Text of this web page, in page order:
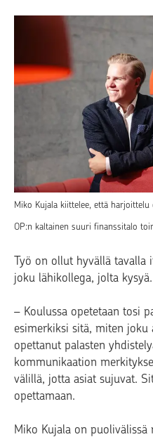
Miko Kujala kiittelee, että
OP:n kaltainen suuri finanssitalo
Työ on ollut hyvällä tavalla
joku lähikollega, jolta kysyä.
– Koulussa opetetaan tosi
esimerkiksi sitä, miten joku
opettanut palasten
kommunikaation
välillä, jotta asiat sujuvat.
opettamaan.
Miko Kujala on